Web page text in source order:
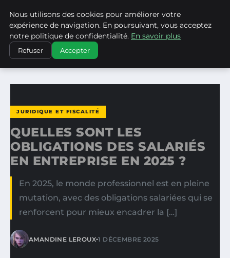
LA VANGUARDIA DEL SUR
ACCUEIL
JURIDIQUE ET FISCALITÉ
QUELLES SONT LES OBLIGATIONS DES SALARIÉS EN…
JURIDIQUE ET FISCALITÉ
QUELLES SONT LES
OBLIGATIONS DES SALARIÉS
EN ENTREPRISE EN 2025 ?
En 2025, le monde professionnel est en pleine
mutation, avec des obligations salariées qui se
renforcent pour mieux encadrer la […]
AMANDINE LEROUX•1 DÉCEMBRE 2025
Nous utilisons des cookies pour améliorer votre
expérience de navigation. En poursuivant, vous acceptez
notre politique de confidentialité. En savoir plus
Refuser Accepter